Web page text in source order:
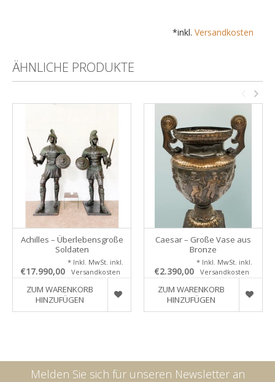
*inkl. Versandkosten
ÄHNLICHE PRODUKTE
Achilles – Überlebensgroße
Soldaten
€17.990,00
* Inkl. MwSt. inkl.
Versandkosten
ZUM WARENKORB
HINZUFÜGEN
Caesar – Große Vase aus
Bronze
€2.390,00
* Inkl. MwSt. inkl.
Versandkosten
ZUM WARENKORB
HINZUFÜGEN
Melden Sie sich für unseren Newsletter an